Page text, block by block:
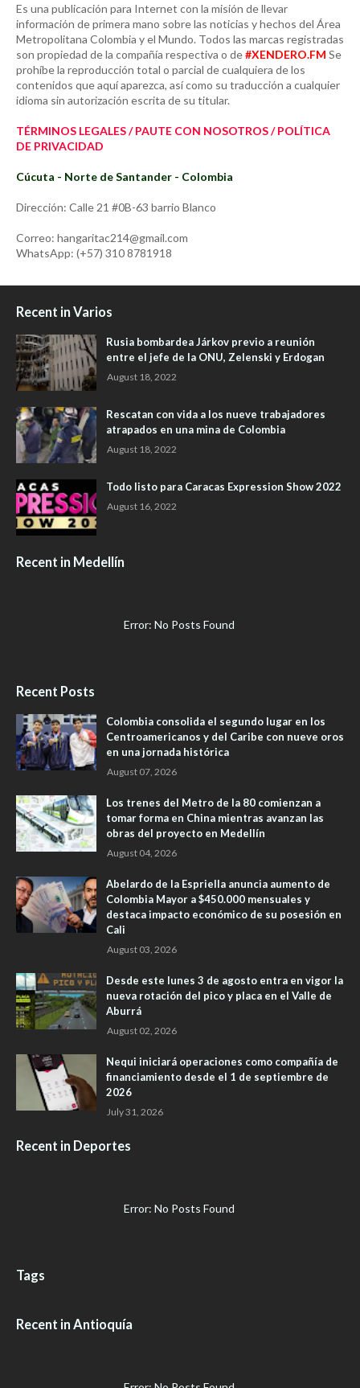
Es una publicación para Internet con la misión de llevar
información de primera mano sobre las noticias y hechos del Área
Metropolitana Colombia y el Mundo. Todos las marcas registradas
son propiedad de la compañía respectiva o de#XENDERO.FM Se
prohíbe la reproducción total o parcial de cualquiera de los
contenidos que aquí aparezca, así como su traducción a cualquier
idioma sin autorización escrita de su titular.
TÉRMINOS LEGALES / PAUTE CON NOSOTROS / POLÍTICA
DE PRIVACIDAD
Cúcuta - Norte de Santander - Colombia
Dirección: Calle 21 #0B-63 barrio Blanco
Correo: hangaritac214@gmail.com
WhatsApp: (+57) 310 8781918
Recent in Varios
Rusia bombardea Járkov previo a reunión
entre el jefe de la ONU, Zelenski y Erdogan
August 18, 2022
Rescatan con vida a los nueve trabajadores
atrapados en una mina de Colombia
August 18, 2022
Todo listo para Caracas Expression Show 2022
August 16, 2022
Recent in Medellín
Error: No Posts Found
Recent Posts
Colombia consolida el segundo lugar en los
Centroamericanos y del Caribe con nueve oros
en una jornada histórica
August 07, 2026
Los trenes del Metro de la 80 comienzan a
tomar forma en China mientras avanzan las
obras del proyecto en Medellín
August 04, 2026
Abelardo de la Espriella anuncia aumento de
Colombia Mayor a $450.000 mensuales y
destaca impacto económico de su posesión en
Cali
August 03, 2026
Desde este lunes 3 de agosto entra en vigor la
nueva rotación del pico y placa en el Valle de
Aburrá
August 02, 2026
Nequi iniciará operaciones como compañía de
financiamiento desde el 1 de septiembre de
2026
July 31, 2026
Recent in Deportes
Error: No Posts Found
Tags
Recent in Antioquía